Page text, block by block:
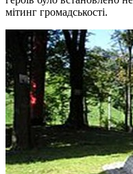
мітинг громадськості.